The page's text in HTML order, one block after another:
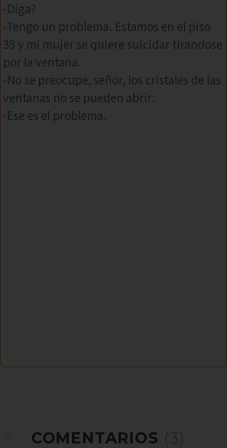
-Diga?
-Tengo un problema. Estamos en el piso
39 y mi mujer se quiere suicidar tirandose
por la ventana.
-No se preocupe, señor, los cristales de las
ventanas no se pueden abrir.
-Ese es el problema.
COMENTARIOS (3)